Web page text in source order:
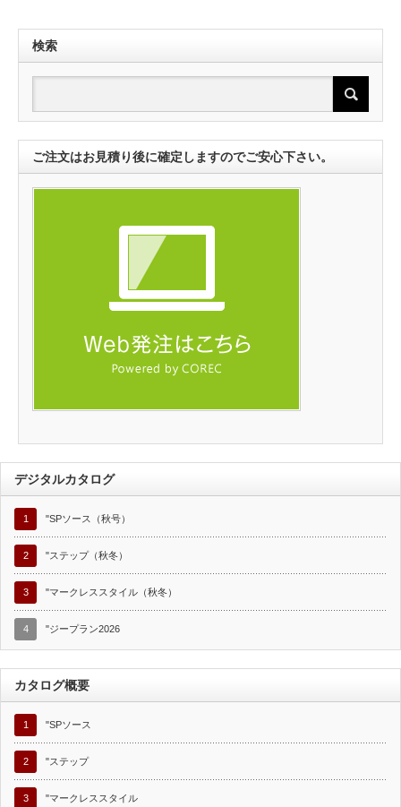
検索
ご注文はお見積り後に確定しますのでご安心下さい。
デジタルカタログ
1 "SPソース（秋号）
2 "ステップ（秋冬）
3 "マークレススタイル（秋冬）
4 "ジープラン2026
カタログ概要
1 "SPソース
2 "ステップ
3 "マークレススタイル